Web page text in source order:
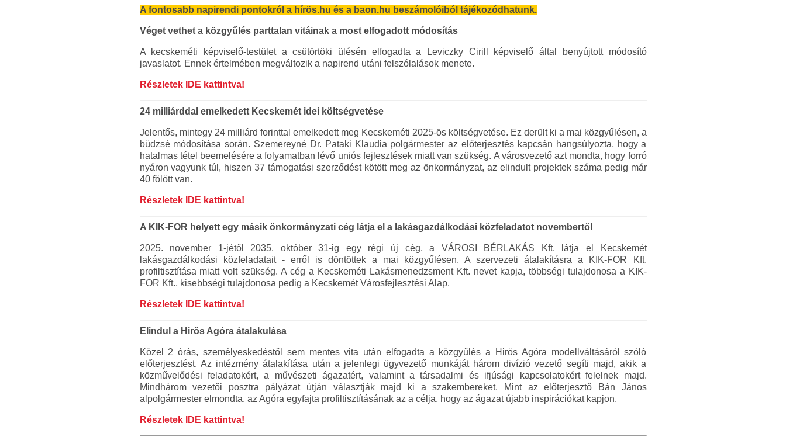
A fontosabb napirendi pontokról a hírös.hu és a baon.hu beszámolóiból tájékozódhatunk.
Véget vethet a közgyűlés parttalan vitáinak a most elfogadott módosítás
A kecskeméti képviselő-testület a csütörtöki ülésén elfogadta a Leviczky Cirill képviselő által benyújtott módosító
javaslatot. Ennek értelmében megváltozik a napirend utáni felszólalások menete.
Részletek IDE kattintva!
24 milliárddal emelkedett Kecskemét idei költségvetése
Jelentős, mintegy 24 milliárd forinttal emelkedett meg Kecskeméti 2025-ös költségvetése. Ez derült ki a mai közgyűlésen, a
büdzsé módosítása során. Szemereyné Dr. Pataki Klaudia polgármester az előterjesztés kapcsán hangsúlyozta, hogy a
hatalmas tétel beemelésére a folyamatban lévő uniós fejlesztések miatt van szükség. A városvezető azt mondta, hogy forró
nyáron vagyunk túl, hiszen 37 támogatási szerződést kötött meg az önkormányzat, az elindult projektek száma pedig már
40 fölött van.
Részletek IDE kattintva!
A KIK-FOR helyett egy másik önkormányzati cég látja el a lakásgazdálkodási közfeladatot novembertől
2025. november 1-jétől 2035. október 31-ig egy régi új cég, a VÁROSI BÉRLAKÁS Kft. látja el Kecskemét
lakásgazdálkodási közfeladatait - erről is döntöttek a mai közgyűlésen. A szervezeti átalakításra a KIK-FOR Kft.
profiltisztítása miatt volt szükség. A cég a Kecskeméti Lakásmenedzsment Kft. nevet kapja, többségi tulajdonosa a KIK-
FOR Kft., kisebbségi tulajdonosa pedig a Kecskemét Városfejlesztési Alap.
Részletek IDE kattintva!
Elindul a Hirös Agóra átalakulása
Közel 2 órás, személyeskedéstől sem mentes vita után elfogadta a közgyűlés a Hirös Agóra modellváltásáról szóló
előterjesztést. Az intézmény átalakítása után a jelenlegi ügyvezető munkáját három divízió vezető segíti majd, akik a
közművelődési feladatokért, a művészeti ágazatért, valamint a társadalmi és ifjúsági kapcsolatokért felelnek majd.
Mindhárom vezetői posztra pályázat útján választják majd ki a szakembereket. Mint az előterjesztő Bán János
alpolgármester elmondta, az Agóra egyfajta profiltisztításának az a célja, hogy az ágazat újabb inspirációkat kapjon.
Részletek IDE kattintva!